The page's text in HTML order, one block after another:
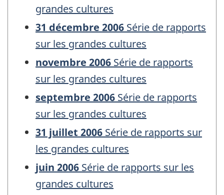
grandes cultures
31 décembre 2006 Série de rapports
sur les grandes cultures
novembre 2006 Série de rapports
sur les grandes cultures
septembre 2006 Série de rapports
sur les grandes cultures
31 juillet 2006 Série de rapports sur
les grandes cultures
juin 2006 Série de rapports sur les
grandes cultures